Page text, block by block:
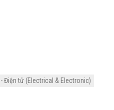
Điện tử (Electrical & Electronic)